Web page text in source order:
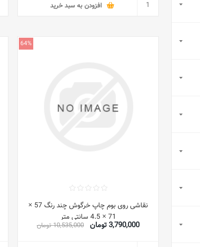
افزودن به سبد خرید
64%
نقاشی روی بوم چاپ خرگوش چند رنگ 57 ×
71 × 4.5 سانتی متر
3,790,000 تومان 10,535,000 تومان